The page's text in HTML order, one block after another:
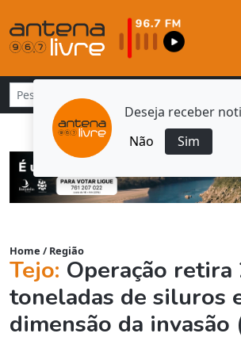
Deseja receber
Não
Sim
Home / Região
Tejo: Operação retira
toneladas de siluros
dimensão da invasão